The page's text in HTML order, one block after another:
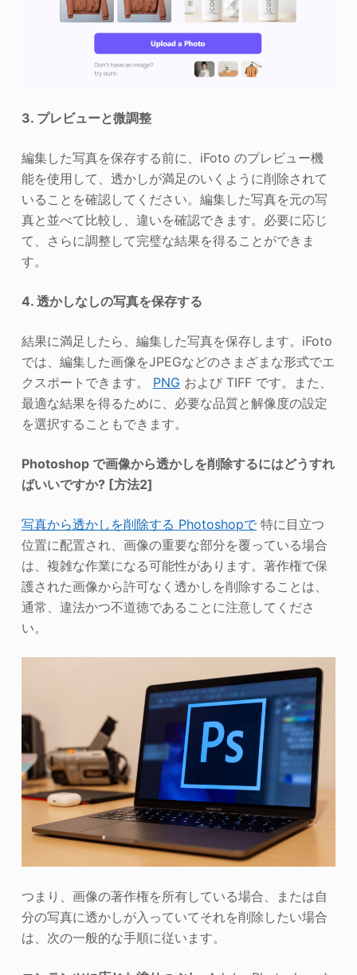
3. プレビューと微調整
編集した写真を保存する前に、iFoto のプレビュー機
能を使用して、透かしが満足のいくように削除されて
いることを確認してください。編集した写真を元の写
真と並べて比較し、違いを確認できます。必要に応じ
て、さらに調整して完璧な結果を得ることができま
す。
4. 透かしなしの写真を保存する
結果に満足したら、編集した写真を保存します。iFoto
では、編集した画像をJPEGなどのさまざまな形式でエ
クスポートできます。 PNG および TIFF です。また、
最適な結果を得るために、必要な品質と解像度の設定
を選択することもできます。
Photoshop で画像から透かしを削除するにはどうすれ
ばいいですか?[方法2]
写真から透かしを削除する Photoshopで特に目立つ
位置に配置され、画像の重要な部分を覆っている場合
は、複雑な作業になる可能性があります。著作権で保
護された画像から許可なく透かしを削除することは、
通常、違法かつ不道徳であることに注意してくださ
い。
つまり、画像の著作権を所有している場合、または自
分の写真に透かしが入っていてそれを削除したい場合
は、次の一般的な手順に従います。